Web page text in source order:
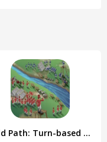
Cold Path: Turn-based strategy